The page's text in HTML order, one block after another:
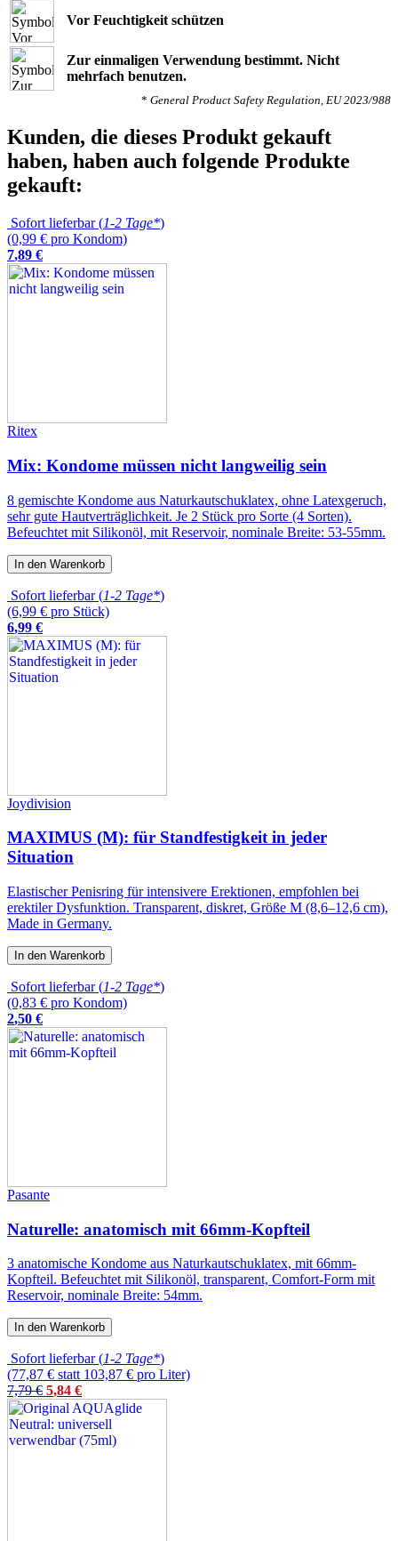
Vor Feuchtigkeit schützen
Zur einmaligen Verwendung bestimmt. Nicht
mehrfach benutzen.
* General Product Safety Regulation, EU 2023/988
Kunden, die dieses Produkt gekauft
haben, haben auch folgende Produkte
gekauft:
Sofort lieferbar (1-2 Tage*)
(0,99 € pro Kondom)
7,89 €
Ritex
Mix: Kondome müssen nicht langweilig sein
8 gemischte Kondome aus Naturkautschuklatex, ohne Latexgeruch,
sehr gute Hautverträglichkeit. Je 2 Stück pro Sorte (4 Sorten).
Befeuchtet mit Silikonöl, mit Reservoir, nominale Breite: 53-55mm.
In den Warenkorb
Sofort lieferbar (1-2 Tage*)
(6,99 € pro Stück)
6,99 €
Joydivision
MAXIMUS (M): für Standfestigkeit in jeder
Situation
Elastischer Penisring für intensivere Erektionen, empfohlen bei
erektiler Dysfunktion. Transparent, diskret, Größe M (8,6–12,6 cm),
Made in Germany.
In den Warenkorb
Sofort lieferbar (1-2 Tage*)
(0,83 € pro Kondom)
2,50 €
Pasante
Naturelle: anatomisch mit 66mm-Kopfteil
3 anatomische Kondome aus Naturkautschuklatex, mit 66mm-
Kopfteil. Befeuchtet mit Silikonöl, transparent, Comfort-Form mit
Reservoir, nominale Breite: 54mm.
In den Warenkorb
Sofort lieferbar (1-2 Tage*)
(77,87 € statt 103,87 € pro Liter)
7,79 € 5,84 €